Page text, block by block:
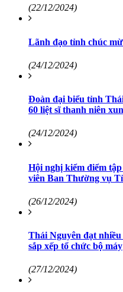
(22/12/2024)
Lãnh đạo tỉnh chúc
(24/12/2024)
Đoàn đại biểu tỉnh
60 liệt sĩ thanh niên
(24/12/2024)
Hội nghị kiểm điểm
viên Ban Thường vụ
(26/12/2024)
Thái Nguyên đạt
sắp xếp tổ chức bộ máy
(27/12/2024)